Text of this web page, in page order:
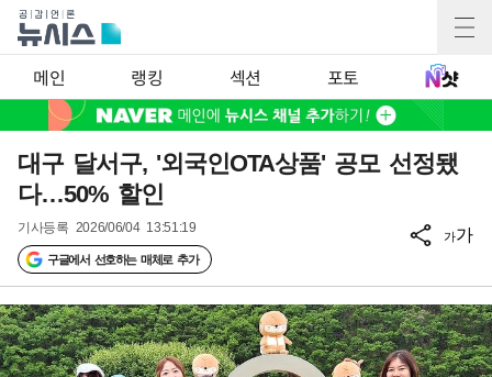
메인 랭킹 섹션 포토
대구 달서구, '외국인OTA상품' 공모 선정됐
다…50% 할인
기사등록 2026/06/04 13:51:19
구글에서 선호하는 매체로 추가
가가